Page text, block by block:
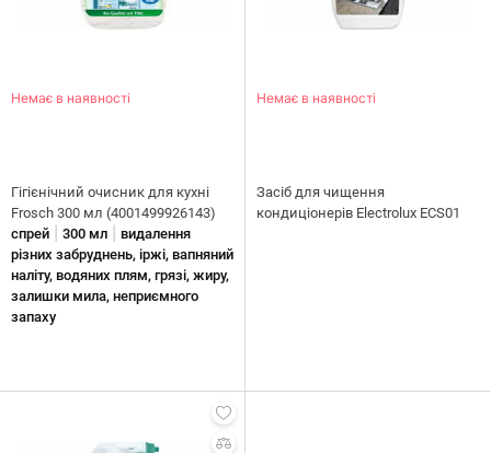
Немає в наявності
Гігієнічний очисник для кухні
Frosch 300 мл (4001499926143)
спрей
300 мл
видалення
різних забруднень, іржі, вапняний
наліту, водяних плям, грязі, жиру,
залишки мила, неприємного
запаху
Немає в наявності
Засіб для чищення
кондиціонерів Electrolux ECS01